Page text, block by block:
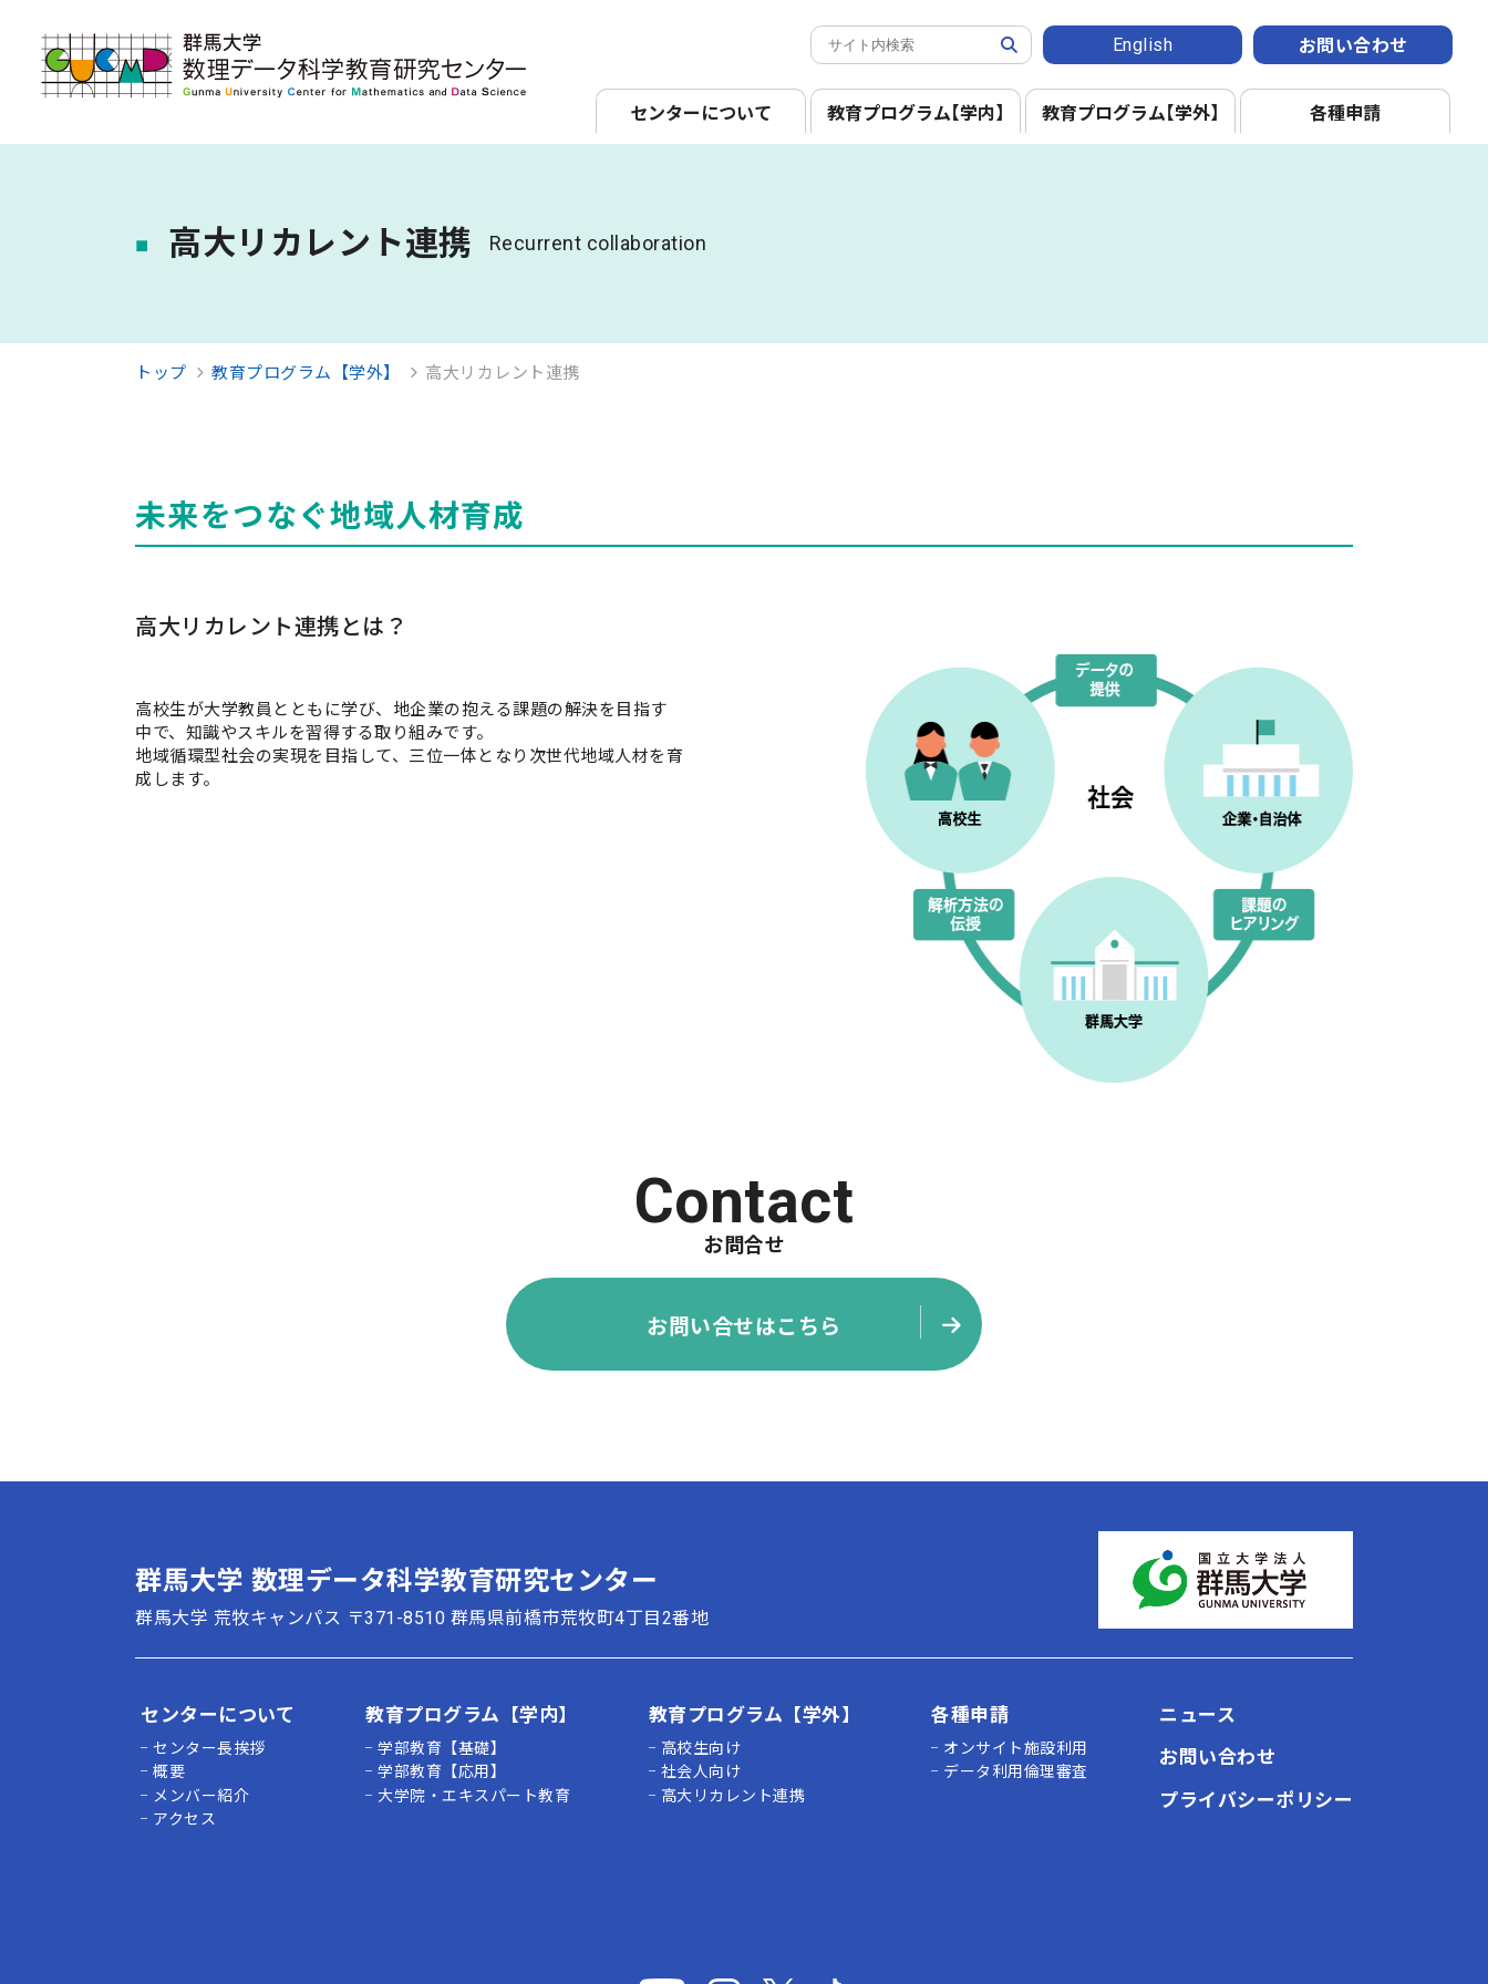
English お問い合わせ
センターについて 教育プログラム【学内】 教育プログラム【学外】 各種申請
高大リカレント連携 Recurrent collaboration
トップ 教育プログラム【学外】 高大リカレント連携
未来をつなぐ地域人材育成
高大リカレント連携とは？
高校生が大学教員とともに学び、地企業の抱える課題の解決を目指す
中で、知識やスキルを習得する取り組みです。
地域循環型社会の実現を目指して、三位一体となり次世代地域人材を育
成します。
Contact
お問合せ
お問い合せはこちら
群馬大学 数理データ科学教育研究センター
群馬大学 荒牧キャンパス 〒371-8510 群馬県前橋市荒牧町4丁目2番地
センターについて
センター長挨拶
概要
メンバー紹介
アクセス
教育プログラム【学内】
学部教育【基礎】
学部教育【応用】
大学院・エキスパート教育
教育プログラム【学外】
高校生向け
社会人向け
高大リカレント連携
各種申請
オンサイト施設利用
データ利用倫理審査
ニュース
お問い合わせ
プライバシーポリシー